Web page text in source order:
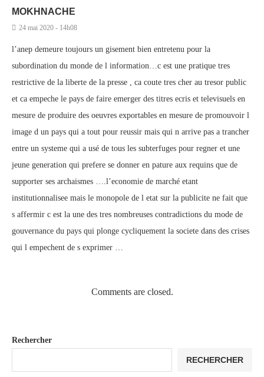
MOKHNACHE
24 mai 2020 - 14h08
l’anep demeure toujours un gisement bien entretenu pour la
subordination du monde de l information…c est une pratique tres
restrictive de la liberte de la presse , ca coute tres cher au tresor public
et ca empeche le pays de faire emerger des titres ecris et televisuels en
mesure de produire des oeuvres exportables en mesure de promouvoir l
image d un pays qui a tout pour reussir mais qui n arrive pas a trancher
entre un systeme qui a usé de tous les subterfuges pour regner et une
jeune generation qui prefere se donner en pature aux requins que de
supporter ses archaismes ….l’economie de marché etant
institutionnalisee mais le monopole de l etat sur la publicite ne fait que
s affermir c est la une des tres nombreuses contradictions du mode de
gouvernance du pays qui plonge cycliquement la societe dans des crises
qui l empechent de s exprimer …
Comments are closed.
Rechercher
RECHERCHER